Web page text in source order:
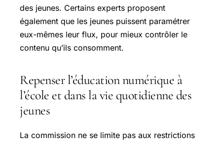
des jeunes. Certains experts proposent
également que les jeunes puissent paramétrer
eux-mêmes leur flux, pour mieux contrôler le
contenu qu’ils consomment.
Repenser l’éducation numérique à
l’école et dans la vie quotidienne des
jeunes
La commission ne se limite pas aux restrictions